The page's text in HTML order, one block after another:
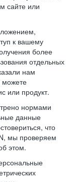
сайте или
к вашему
более
отдельных
нам
можете
или продукт.
нормами
данные
что
мы проверяем
этом.